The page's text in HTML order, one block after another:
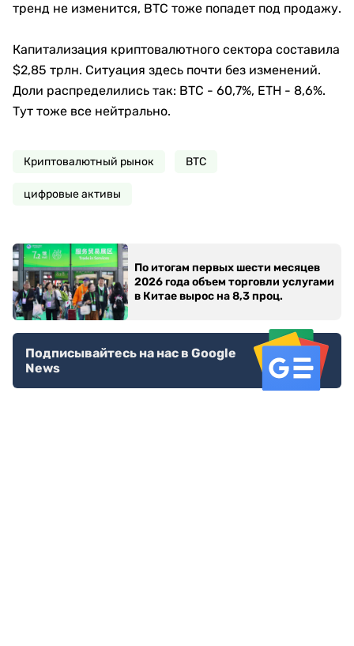
тренд не изменится, BTC тоже попадет под продажу.
Капитализация криптовалютного сектора составила
$2,85 трлн. Ситуация здесь почти без изменений.
Доли распределились так: BTC - 60,7%, ETH - 8,6%.
Тут тоже все нейтрально.
Криптовалютный рынок ВТС
цифровые активы
По итогам первых шести месяцев
2026 года объем торговли услугами
в Китае вырос на 8,3 проц.
Подписывайтесь на нас в Google
News